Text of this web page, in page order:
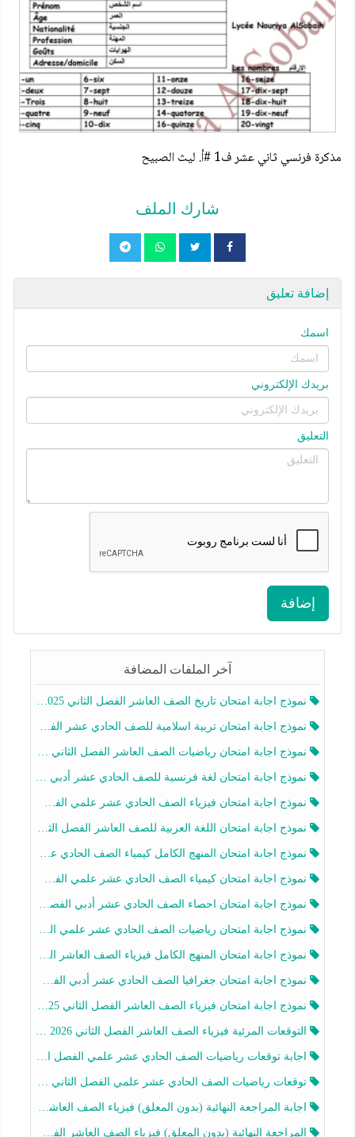
مذكرة فرنسي ثاني عشر ف1 #أ. ليث الصبيح
شارك الملف
إضافة تعليق
اسمك
بريدك الإلكتروني
التعليق
إضافة
آخر الملفات المضافة
نموذج اجابة امتحان تاريخ الصف العاشر الفصل الثاني 2025-2026
نموذج اجابة امتحان تربية اسلامية للصف الحادي عشر الفصل الثاني 2025-2026
نموذج اجابة امتحان رياضيات الصف العاشر الفصل الثاني 2025-2026
نموذج اجابة امتحان لغة فرنسية للصف الحادي عشر أدبي الفصل الثاني 2025-2026
نموذج اجابة امتحان فيزياء الصف الحادي عشر علمي الفصل الثاني 2025-2026
نموذج اجابة امتحان اللغة العربية للصف العاشر الفصل الثاني 2025-2026
نموذج اجابة امتحان المنهج الكامل كيمياء الصف الحادي عشر علمي الفصل الثاني 2025-2026
نموذج اجابة امتحان كيمياء الصف الحادي عشر علمي الفصل الثاني 2025-2026
نموذج اجابة امتحان احصاء الصف الحادي عشر أدبي الفصل الثاني 2025-2026
نموذج اجابة امتحان رياضيات الصف الحادي عشر علمي الفصل الثاني 2025-2026
نموذج اجابة امتحان المنهج الكامل فيزياء الصف العاشر الفصل الثاني 2025-2026
نموذج اجابة امتحان جغرافيا الصف الحادي عشر أدبي الفصل الثاني 2025-2026
نموذج اجابة امتحان فيزياء الصف العاشر الفصل الثاني 2025-2026
التوقعات المرئية فيزياء الصف العاشر الفصل الثاني 2026 أ هيثم الليثي
اجابة توقعات رياضيات الصف الحادي عشر علمي الفصل الثاني 2025-2026 أ عمرو فايز
توقعات رياضيات الصف الحادي عشر علمي الفصل الثاني 2025-2026 أ عمرو فايز
اجابة المراجعة النهائية (بدون المعلق) فيزياء الصف العاشر الفصل الثاني أ أحمد نبيه
المراجعة النهائية (بدون المعلق) فيزياء الصف العاشر الفصل الثاني أ أحمد نبيه